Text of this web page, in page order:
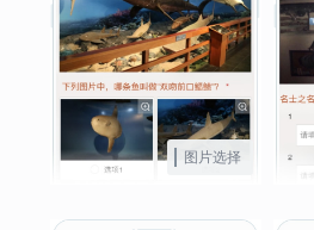
图片选择